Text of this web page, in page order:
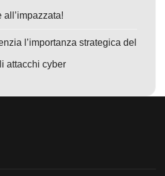
l’importanza strategica del
attacchi cyber